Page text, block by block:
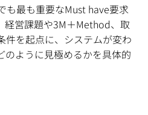
も最も重要なMust have要求
経営課題や3M＋Method、取
件を起点に、システムが変わ
のように見極めるかを具体的